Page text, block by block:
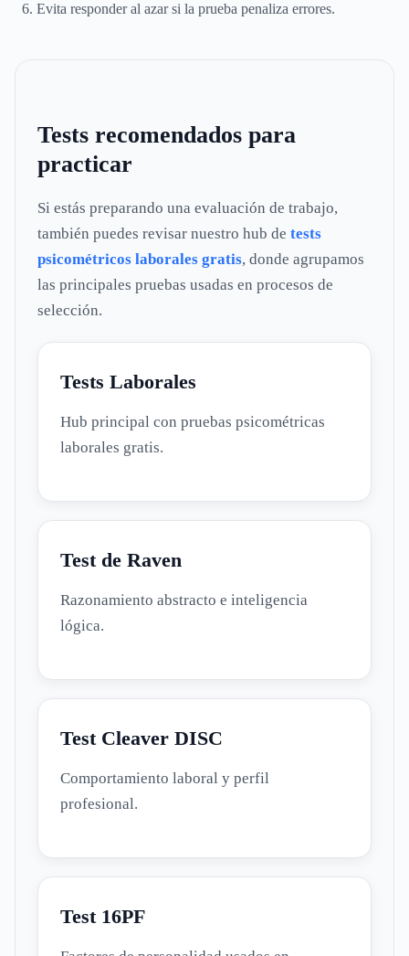
Evita responder al azar si la prueba penaliza errores.
Tests recomendados para
practicar
Si estás preparando una evaluación de trabajo,
también puedes revisar nuestro hub de tests
psicométricos laborales gratis, donde agrupamos
las principales pruebas usadas en procesos de
selección.
Tests Laborales
Hub principal con pruebas psicométricas
laborales gratis.
Test de Raven
Razonamiento abstracto e inteligencia
lógica.
Test Cleaver DISC
Comportamiento laboral y perfil
profesional.
Test 16PF